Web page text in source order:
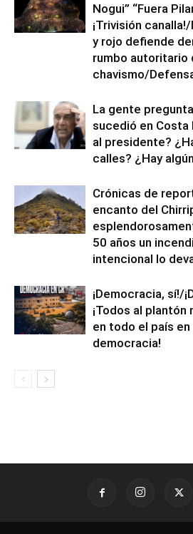
Nogui” “Fuera
¡Trivisión
y rojo defiende
rumbo autoritario
chavismo/
La gente
sucedió en Costa
al presidente?
calles? ¿Hay
Crónicas de
encanto del
50 años un
intencional lo
¡Democracia, sí!/
¡Todos al
en todo el país
democracia!